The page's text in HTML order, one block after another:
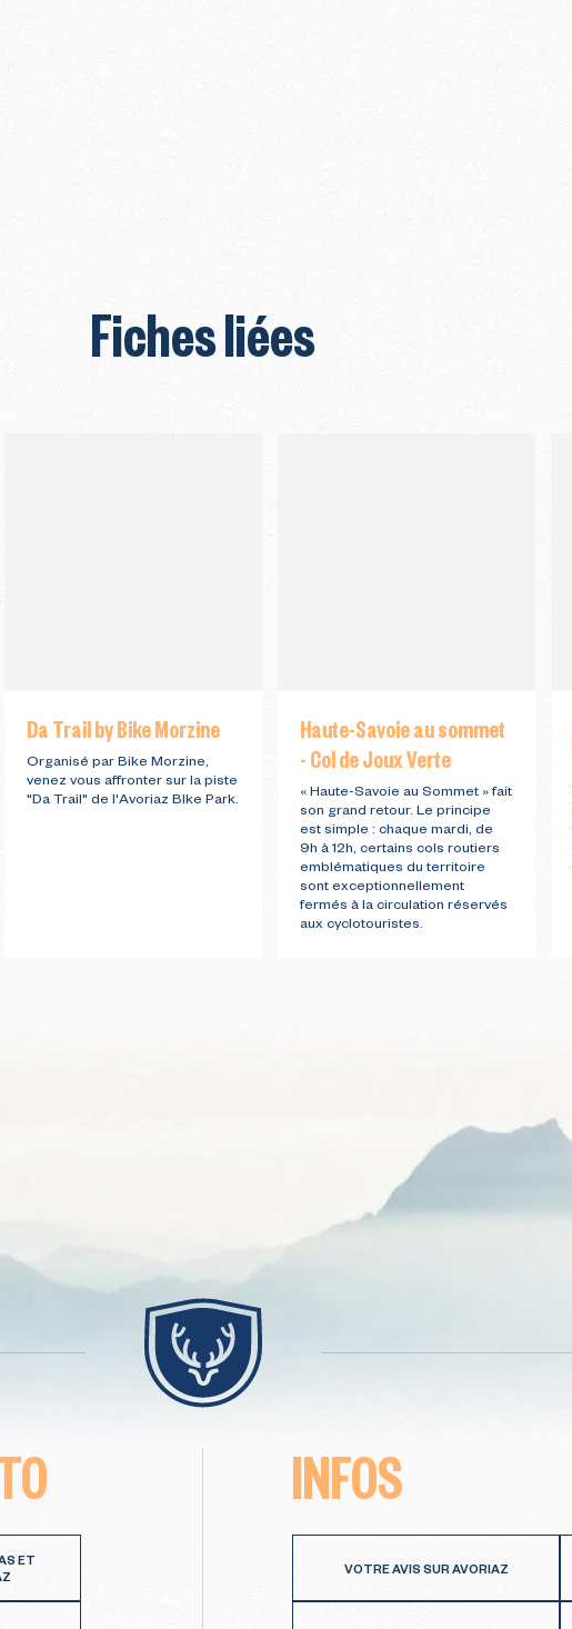
Fiches liées
Da Trail by Bike Morzine
Organisé par Bike Morzine,
venez vous affronter sur la piste
"Da Trail" de l'Avoriaz BIke Park.
Haute-Savoie au sommet
- Col de Joux Verte
« Haute-Savoie au Sommet » fait
son grand retour. Le principe
est simple : chaque mardi, de
9h à 12h, certains cols routiers
emblématiques du territoire
sont exceptionnellement
fermés à la circulation réservés
aux cyclotouristes.
ET
INFOS
VOTRE AVIS SUR AVORIAZ